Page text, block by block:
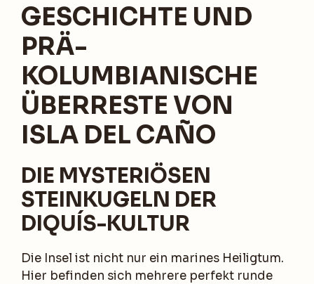
GESCHICHTE UND
PRÄ-
KOLUMBIANISCHE
ÜBERRESTE VON
ISLA DEL CAÑO
DIE MYSTERIÖSEN
STEINKUGELN DER
DIQUÍS-KULTUR
Die Insel ist nicht nur ein marines Heiligtum.
Hier befinden sich mehrere perfekt runde